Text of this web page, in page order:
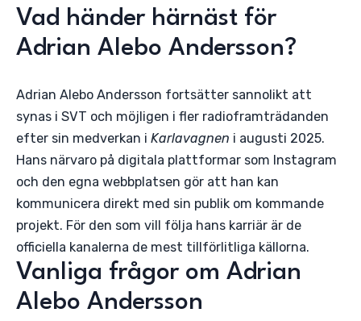
Vad händer härnäst för
Adrian Alebo Andersson?
Adrian Alebo Andersson fortsätter sannolikt att
synas i SVT och möjligen i fler radioframträdanden
efter sin medverkan i Karlavagnen i augusti 2025.
Hans närvaro på digitala plattformar som Instagram
och den egna webbplatsen gör att han kan
kommunicera direkt med sin publik om kommande
projekt. För den som vill följa hans karriär är de
officiella kanalerna de mest tillförlitliga källorna.
Vanliga frågor om Adrian
Alebo Andersson